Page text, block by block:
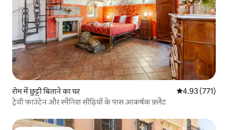
रोम में छुट्टी बिताने का घर औसत रेटिंग 5 में से
4.93 (771)
ट्रेवी फाउंटेन और स्पैनिश सीढ़ियों के पास आकर्षक फ़्लैट